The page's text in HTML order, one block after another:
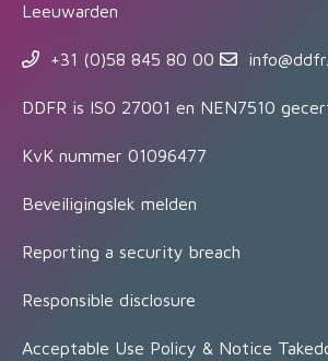
Leeuwarden
+31 (0)58 845 80 00
DDFR is ISO 27001 en NEN7510
KvK nummer 01096477
Beveiligingslek melden
Reporting a security breach
Responsible disclosure
Acceptable Use Policy & Notice